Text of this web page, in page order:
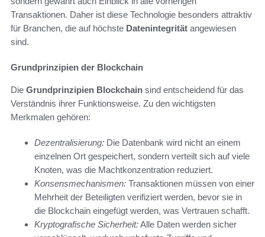
Transaktionen. Daher ist diese Technologie besonders attraktiv
für Branchen, die auf höchste Datenintegrität angewiesen
sind.
Grundprinzipien der Blockchain
Die Grundprinzipien Blockchain sind entscheidend für das
Verständnis ihrer Funktionsweise. Zu den wichtigsten
Merkmalen gehören:
Dezentralisierung: Die Datenbank wird nicht an einem
einzelnen Ort gespeichert, sondern verteilt sich auf viele
Knoten, was die Machtkonzentration reduziert.
Konsensmechanismen: Transaktionen müssen von einer
Mehrheit der Beteiligten verifiziert werden, bevor sie in
die Blockchain eingefügt werden, was Vertrauen schafft.
Kryptografische Sicherheit:Alle Daten werden sicher